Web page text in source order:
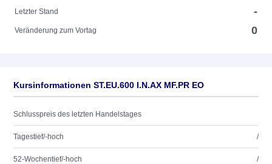
Letzter Stand
-
Veränderung zum Vortag 0
Kursinformationen ST.EU.600 I.N.AX MF.PR EO
Schlusspreis des letzten Handelstages
Tagestief/-hoch /
52-Wochentief/-hoch /